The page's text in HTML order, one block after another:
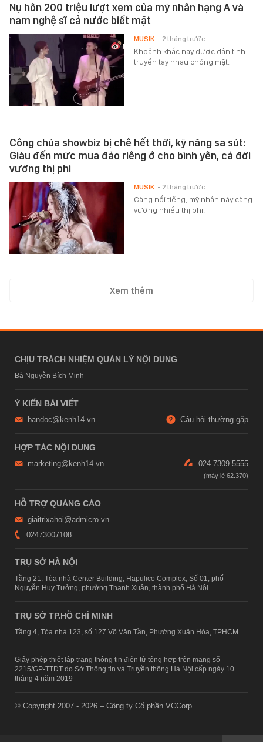
Nụ hôn 200 triệu lượt xem của mỹ nhân hạng A và
nam nghệ sĩ cả nước biết mặt
Khoảnh khắc này được dân tình
truyền tay nhau chóng mặt.
MUSIK - 2 tháng trước
Công chúa showbiz bị chê hết thời, kỹ năng sa sút:
Giàu đến mức mua đảo riêng ở cho bình yên, cả đời
vướng thị phi
Càng nổi tiếng, mỹ nhân này càng
vướng nhiều thị phi.
MUSIK - 2 tháng trước
Xem thêm
CHỊU TRÁCH NHIỆM QUẢN LÝ NỘI DUNG
Bà Nguyễn Bích Minh
Ý KIẾN BÀI VIẾT
bandoc@kenh14.vn Câu hỏi thường gặp
HỢP TÁC NỘI DUNG
marketing@kenh14.vn 024 7309 5555
HỖ TRỢ QUẢNG CÁO
giaitrixahoi@admicro.vn
02473007108
TRỤ SỞ HÀ NỘI
Tầng 21, Tòa nhà Center Building, Hapulico Complex, Số 01, phố
Nguyễn Huy Tưởng, phường Thanh Xuân, thành phố Hà Nội
TRỤ SỞ TP.HỒ CHÍ MINH
Tầng 4, Tòa nhà 123, số 127 Võ Văn Tần, Phường Xuân Hòa, TPHCM
Giấy phép thiết lập trang thông tin điện tử tổng hợp trên mạng số
2215/GP-TTĐT do Sở Thông tin và Truyền thông Hà Nội cấp ngày 10
tháng 4 năm 2019
© Copyright 2007 - 2026 – Công ty Cổ phần VCCorp